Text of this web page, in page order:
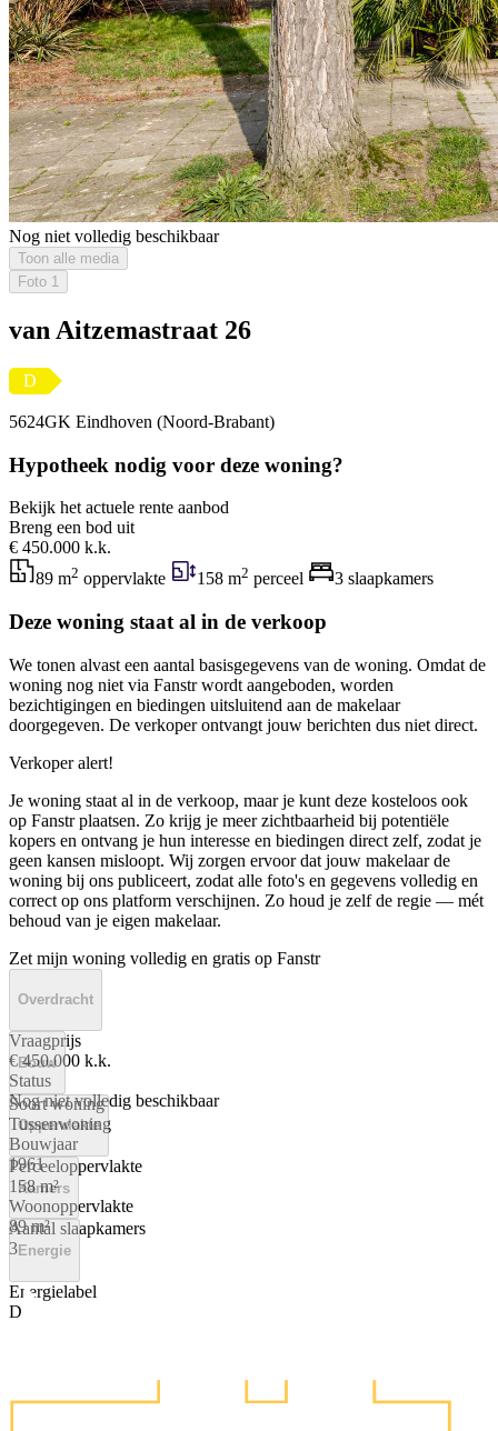
Nog niet volledig beschikbaar
Toon alle media
Foto 1
van Aitzemastraat 26
D
5624GK Eindhoven (Noord-Brabant)
Hypotheek nodig voor deze woning?
Bekijk het actuele rente aanbod
Breng een bod uit
€ 450.000 k.k.
89 m2 oppervlakte 158 m2 perceel 3 slaapkamers
Deze woning staat al in de verkoop
We tonen alvast een aantal basisgegevens van de woning. Omdat de
woning nog niet via Fanstr wordt aangeboden, worden
bezichtigingen en biedingen uitsluitend aan de makelaar
doorgegeven. De verkoper ontvangt jouw berichten dus niet direct.
Verkoper alert!
Je woning staat al in de verkoop, maar je kunt deze kosteloos ook
op Fanstr plaatsen. Zo krijg je meer zichtbaarheid bij potentiële
kopers en ontvang je hun interesse en biedingen direct zelf, zodat je
geen kansen misloopt. Wij zorgen ervoor dat jouw makelaar de
woning bij ons publiceert, zodat alle foto's en gegevens volledig en
correct op ons platform verschijnen. Zo houd je zelf de regie — mét
behoud van je eigen makelaar.
Zet mijn woning volledig en gratis op Fanstr
Overdracht
Vraagprijs
€ 450.000 k.k.
Status
Nog niet volledig beschikbaar
Bouw
Soort woning
Tussenwoning
Bouwjaar
1961
Oppervlakte
Perceeloppervlakte
158 m²
Woonoppervlakte
89 m²
Kamers
Aantal slaapkamers
3 Energie
Energielabel
D